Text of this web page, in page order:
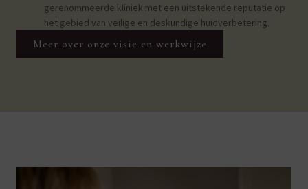
gerenommeerde kliniek met een uitstekende reputatie op
het gebied van veilige en deskundige huidverbetering.
Meer over onze visie en werkwijze